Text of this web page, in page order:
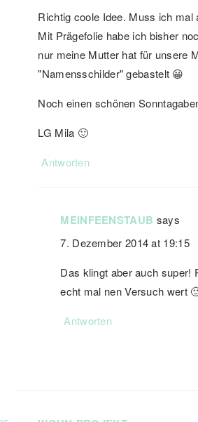
Richtig coole Idee. Muss ich mal
Mit Prägefolie habe ich bisher
nur meine Mutter hat für unsere
"Namensschilder" gebastelt 😀
Noch einen schönen
LG Mila 🙂
Antworten
MEINFEENSTAUB says
7. Dezember 2014 at 19:15
Das klingt aber auch super!
echt mal nen Versuch wert
Antworten